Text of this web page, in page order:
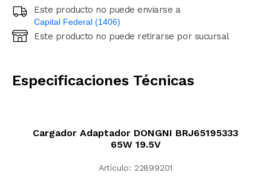
Este producto no puede enviarse a
Capital Federal (1406)
Ingresá código postal (sólo números)
Este producto no puede retirarse por sucursal
Especificaciones Técnicas
Cargador Adaptador DONGNI BRJ65195333
65W 19.5V
Artículo: 22899201